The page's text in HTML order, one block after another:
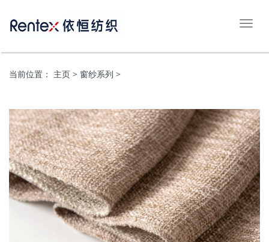
切
导
当前位置： 主页 > 窗纱系列 >